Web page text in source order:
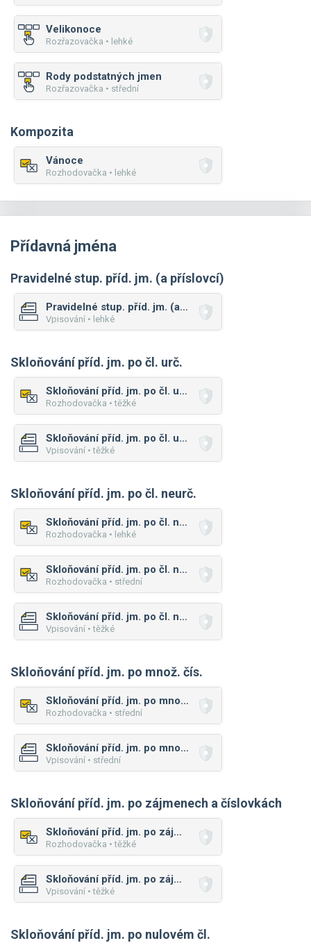
Velikonoce
Rozřazovačka • lehké
Rody podstatných jmen
Rozřazovačka • střední
Kompozita
Vánoce
Rozhodovačka • lehké
Přídavná jména
Pravidelné stup. příd. jm. (a příslovcí)
Pravidelné stup. příd. jm. (a příslovcí)
Vpisování • lehké
Skloňování příd. jm. po čl. urč.
Skloňování příd. jm. po čl. urč.
Rozhodovačka • těžké
Skloňování příd. jm. po čl. urč.
Vpisování • těžké
Skloňování příd. jm. po čl. neurč.
Skloňování příd. jm. po čl. neurč.
Rozhodovačka • lehké
Skloňování příd. jm. po čl. neurč.
Rozhodovačka • střední
Skloňování příd. jm. po čl. neurč.
Vpisování • těžké
Skloňování příd. jm. po množ. čís.
Skloňování příd. jm. po množ. čís.
Rozhodovačka • střední
Skloňování příd. jm. po množ. čís.
Vpisování • střední
Skloňování příd. jm. po zájmenech a číslovkách
Skloňování příd. jm. po zájmenech a číslovkách
Rozhodovačka • těžké
Skloňování příd. jm. po zájmenech a číslovkách
Vpisování • těžké
Skloňování příd. jm. po nulovém čl.